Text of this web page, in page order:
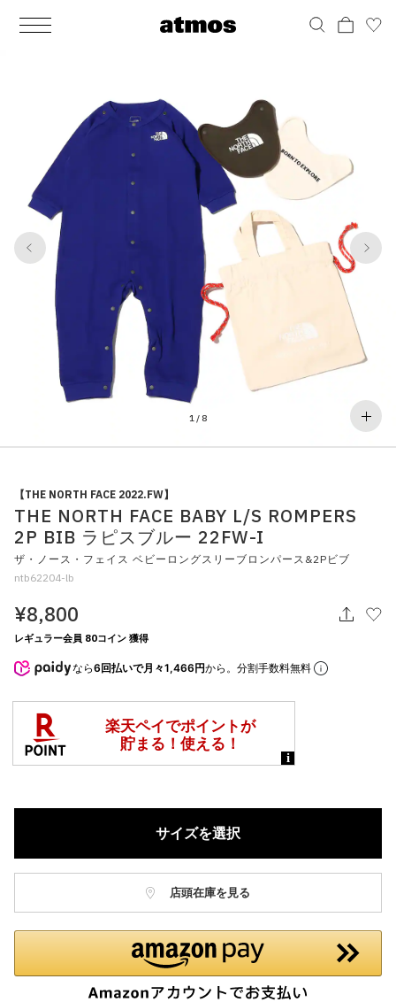
MEN
ウェア
バッグ
アクセサリー
その他
アディダス ピックアップ
シューズ
スニーカー
ブーツ
サンダル
その他
すべてのシューズ
ライフスタイルランニング
ウェア
アウター
パンツ
ソックス
アンダーウェア
その他
すべてのウェア
バッグ
バックパック / リュック
ショルダー / メッセンジャーバッグ
トート / エコバッグ
クラッチ / セカンドバッグ
ウエストバッグ
その他
すべてのバッグ
アクセサリー
ポーチ / ウォレット
グッズ / アクセサリー
その他
すべてのアクセサリー
その他
シューケア / グッズ
おもちゃ / フィギュア
その他
すべてのその他
WOMENS
ウェア
バッグ
アクセサリー
その他
アディダス ピックアップ
シューズ
スニーカー
ブーツ
サンダル / パンプス
その他
すべてのシューズ
ライフスタイルランニング
ウェア
アウター
パンツ
ワンピース
スカート
ソックス
アンダーウェア
すべてのウェア
バッグ
バックパック / リュック
ショルダー / メッセンジャーバッグ
トート / エコバッグ
クラッチ / セカンドバッグ
ウエストバッグ
その他
すべてのバッグ
アクセサリー
ポーチ / ウォレット
グッズ / アクセサリー
その他
すべてのアクセサリー
その他
シューケア / グッズ
おもちゃ / フィギュア
その他
すべてのその他
1 / 8
1 8
【THE NORTH FACE 2022.FW】
THE NORTH FACE BABY L/S ROMPERS
2P BIB ラピスブルー 22FW-I
ザ・ノース・フェイス ベビーロングスリーブロンパース&2Pビブ
ntb62204-lb
¥8,800
レギュラー会員 80コイン 獲得
なら6回払いで月々1,466円から。分割手数料無料
サイズを選択
店頭在庫を見る